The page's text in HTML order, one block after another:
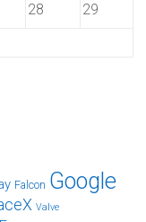
28
29
Falcon Google
Valve